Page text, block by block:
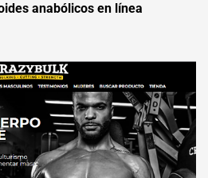
anabólicos en línea